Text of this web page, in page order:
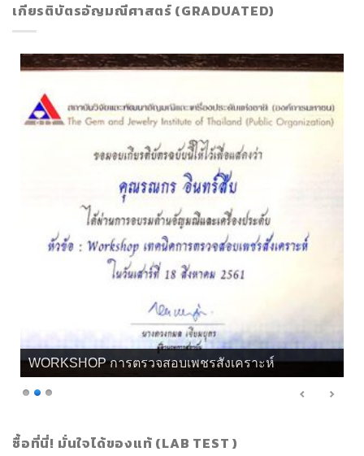
เกียรติบัตรอัญมณีศาสตร์ (GRADUATED)
WORKSHOP การตรวจสอบเพชรสังเคราะห์
ซื้อที่นี่! มั่นใจได้ของแท้ (LAB TEST )